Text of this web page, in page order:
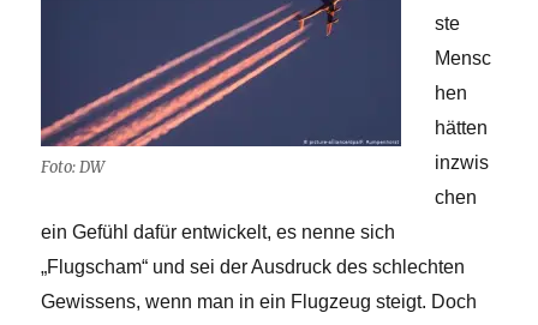
Foto: DW
ste
Mensc
hen
hätten
inzwis
chen
ein Gefühl dafür entwickelt, es nenne sich
„Flugscham“ und sei der Ausdruck des schlechten
Gewissens, wenn man in ein Flugzeug steigt. Doch